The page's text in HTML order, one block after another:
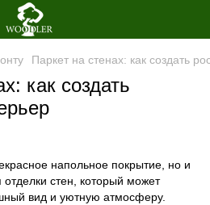
Паркет на стенах: как создать
как создать
напольное покрытие, но и
стен, который может
вид и уютную атмосферу.